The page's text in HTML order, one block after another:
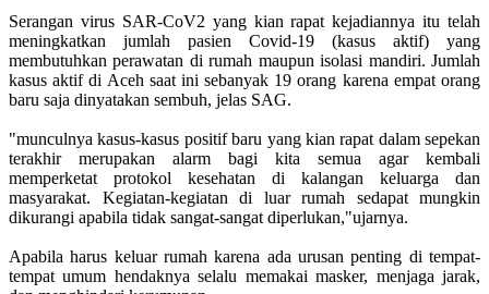
Serangan virus SAR-CoV2 yang kian rapat kejadiannya itu telah
meningkatkan jumlah pasien Covid-19 (kasus aktif) yang
membutuhkan perawatan di rumah maupun isolasi mandiri. Jumlah
kasus aktif di Aceh saat ini sebanyak 19 orang karena empat orang
baru saja dinyatakan sembuh, jelas SAG.
"munculnya kasus-kasus positif baru yang kian rapat dalam sepekan
terakhir merupakan alarm bagi kita semua agar kembali
memperketat protokol kesehatan di kalangan keluarga dan
masyarakat. Kegiatan-kegiatan di luar rumah sedapat mungkin
dikurangi apabila tidak sangat-sangat diperlukan,"ujarnya.
Apabila harus keluar rumah karena ada urusan penting di tempat-
tempat umum hendaknya selalu memakai masker, menjaga jarak,